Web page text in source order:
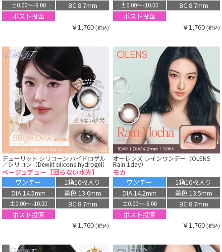
±0.00〜-8.00
BC 8.7mm
ポスト投函
￥1,760 (税込)
±0.00〜-10.00
BC 8.7mm
ポスト投函
￥1,760 (税込)
デューリット シリコーン ハイドロゲル
／シリコン（Dewlit silicone hydrogel）
ベージュデュー【回らない水光】
ワンデー
1箱10枚入り
DIA 14.5mm
着色 13.6mm
±0.00〜-10.00
BC 8.7mm
ポスト投函
￥1,760 (税込)
オーレンズ レインワンデー（OLENS
Rain 1day）
モカ
ワンデー
1箱10枚入り
DIA 14.2mm
着色 13.5mm
±0.00〜-8.00
BC 8.7mm
ポスト投函
￥1,760 (税込)